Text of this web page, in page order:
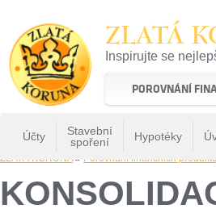
ZLATÁ
Inspirujte se
22 let tradice a
POROVNÁNÍ
Účty
Stavební
spoření
Hypotéky
ZLATÁ KORUNA» Porovnání finančních produktů